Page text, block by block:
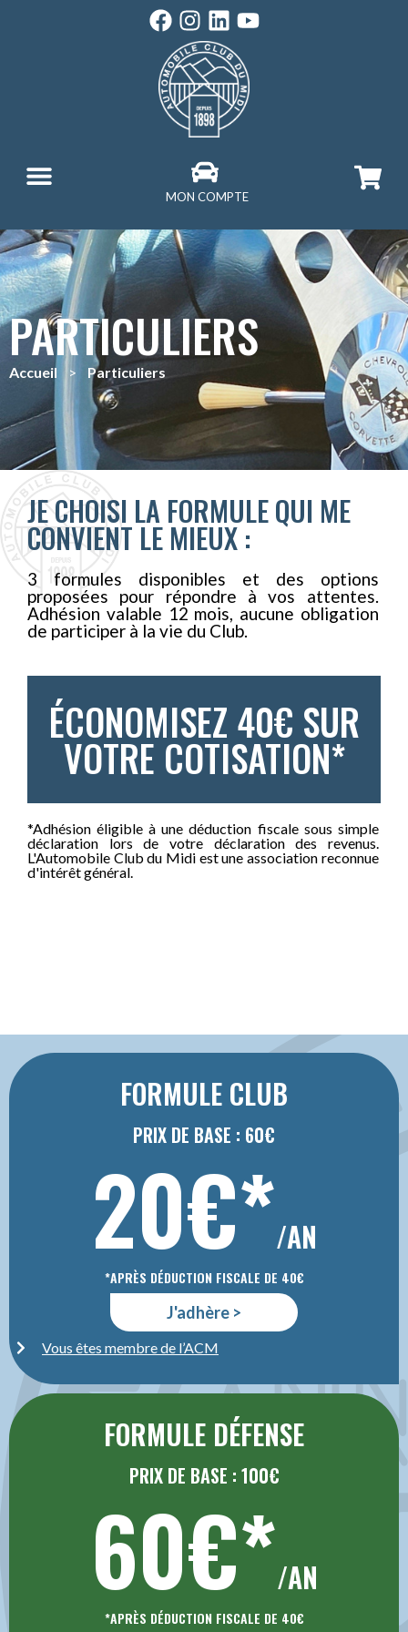
MON COMPTE
PARTICULIERS
Accueil > Particuliers
JE CHOISI LA FORMULE QUI ME
CONVIENT LE MIEUX :
3 formules disponibles et des options
proposées pour répondre à vos attentes.
Adhésion valable 12 mois, aucune obligation
de participer à la vie du Club.
ÉCONOMISEZ 40€ SUR
VOTRE COTISATION*
*Adhésion éligible à une déduction fiscale sous simple
déclaration lors de votre déclaration des revenus.
L'Automobile Club du Midi est une association reconnue
d'intérêt général.
FORMULE CLUB
PRIX DE BASE : 60€
20€*/AN
*APRÈS DÉDUCTION FISCALE DE 40€
J'adhère >
Vous êtes membre de l’ACM
FORMULE DÉFENSE
PRIX DE BASE : 100€
60€*/AN
*APRÈS DÉDUCTION FISCALE DE 40€